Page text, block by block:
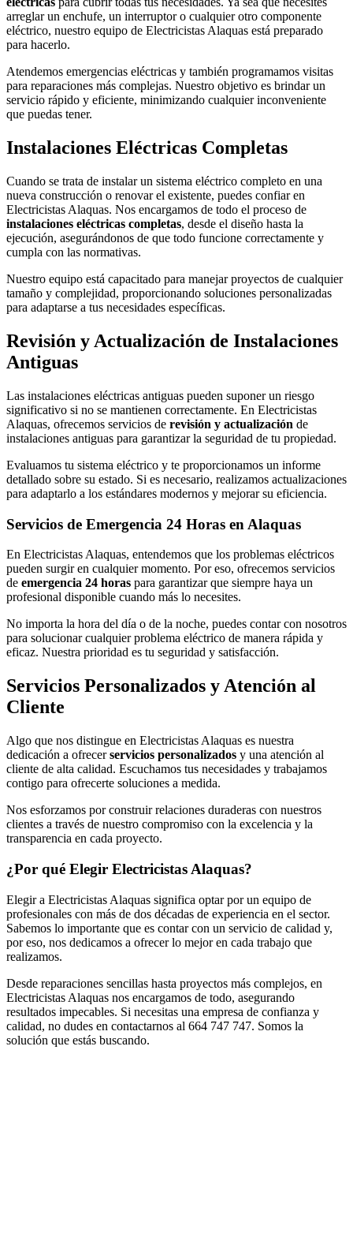
arreglar un enchufe, un interruptor o cualquier otro componente
eléctrico, nuestro equipo de Electricistas Alaquas está preparado
para hacerlo.
Atendemos emergencias eléctricas y también programamos visitas
para reparaciones más complejas. Nuestro objetivo es brindar un
servicio rápido y eficiente, minimizando cualquier inconveniente
que puedas tener.
Instalaciones Eléctricas Completas
Cuando se trata de instalar un sistema eléctrico completo en una
nueva construcción o renovar el existente, puedes confiar en
Electricistas Alaquas. Nos encargamos de todo el proceso de
instalaciones eléctricas completas, desde el diseño hasta la
ejecución, asegurándonos de que todo funcione correctamente y
cumpla con las normativas.
Nuestro equipo está capacitado para manejar proyectos de cualquier
tamaño y complejidad, proporcionando soluciones personalizadas
para adaptarse a tus necesidades específicas.
Revisión y Actualización de Instalaciones
Antiguas
Las instalaciones eléctricas antiguas pueden suponer un riesgo
significativo si no se mantienen correctamente. En Electricistas
Alaquas, ofrecemos servicios de revisión y actualización de
instalaciones antiguas para garantizar la seguridad de tu propiedad.
Evaluamos tu sistema eléctrico y te proporcionamos un informe
detallado sobre su estado. Si es necesario, realizamos actualizaciones
para adaptarlo a los estándares modernos y mejorar su eficiencia.
Servicios de Emergencia 24 Horas en Alaquas
En Electricistas Alaquas, entendemos que los problemas eléctricos
pueden surgir en cualquier momento. Por eso, ofrecemos servicios
de emergencia 24 horas para garantizar que siempre haya un
profesional disponible cuando más lo necesites.
No importa la hora del día o de la noche, puedes contar con nosotros
para solucionar cualquier problema eléctrico de manera rápida y
eficaz. Nuestra prioridad es tu seguridad y satisfacción.
Servicios Personalizados y Atención al
Cliente
Algo que nos distingue en Electricistas Alaquas es nuestra
dedicación a ofrecerservicios personalizados y una atención al
cliente de alta calidad. Escuchamos tus necesidades y trabajamos
contigo para ofrecerte soluciones a medida.
Nos esforzamos por construir relaciones duraderas con nuestros
clientes a través de nuestro compromiso con la excelencia y la
transparencia en cada proyecto.
¿Por qué Elegir Electricistas Alaquas?
Elegir a Electricistas Alaquas significa optar por un equipo de
profesionales con más de dos décadas de experiencia en el sector.
Sabemos lo importante que es contar con un servicio de calidad y,
por eso, nos dedicamos a ofrecer lo mejor en cada trabajo que
realizamos.
Desde reparaciones sencillas hasta proyectos más complejos, en
Electricistas Alaquas nos encargamos de todo, asegurando
resultados impecables. Si necesitas una empresa de confianza y
calidad, no dudes en contactarnos al 664 747 747. Somos la
solución que estás buscando.